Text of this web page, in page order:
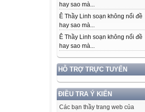
hay sao mà...
Ê Thầy Linh soạn không nổi đề
hay sao mà...
Ê Thầy Linh soạn không nổi đề
hay sao mà...
HỖ TRỢ TRỰC TUYẾN
ĐIỀU TRA Ý KIẾN
Các bạn thầy trang web của